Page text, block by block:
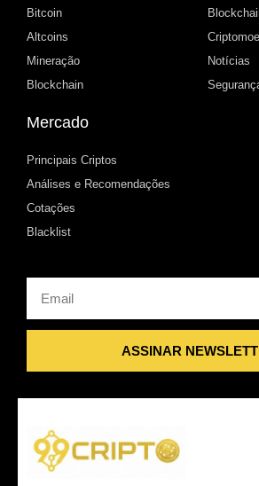
Bitcoin
Altcoins
Mineração
Blockchain
Notícias
Mercado
Principais Criptos
Análises e Recomendações
Cotações
Blacklist
ASSINAR